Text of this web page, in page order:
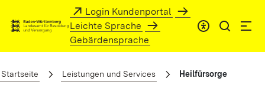
Zum Hauptinhalt springenLogin Kundenportal
Leichte Sprache
Gebärdensprache
Startseite Leistungen und Services Heilfürsorge